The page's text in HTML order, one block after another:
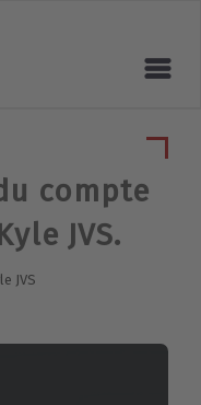
compte
JVS.
JVS